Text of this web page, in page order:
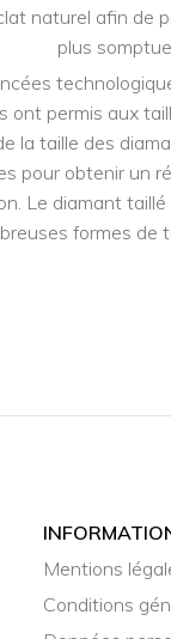
naturel afin de
plus
ont permis aux
la taille des
pour obtenir un
Le diamant
formes de
Mentions
Conditions